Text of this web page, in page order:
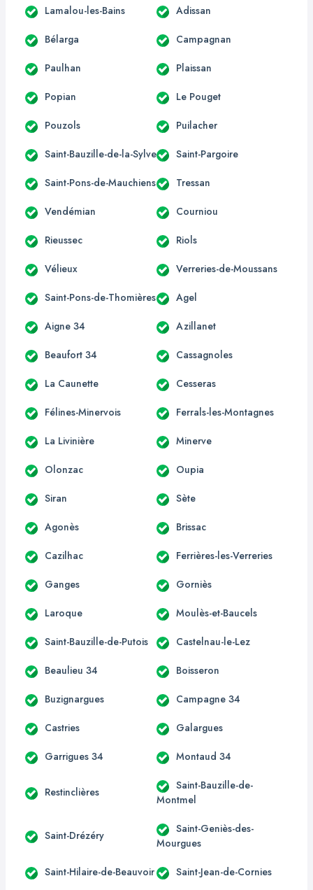
Lamalou-les-Bains Adissan
Bélarga Campagnan
Paulhan Plaissan
Popian Le Pouget
Pouzols Puilacher
Saint-Bauzille-de-la-Sylve Saint-Pargoire
Saint-Pons-de-Mauchiens Tressan
Vendémian Courniou
Rieussec Riols
Vélieux Verreries-de-Moussans
Saint-Pons-de-Thomières Agel
Aigne 34 Azillanet
Beaufort 34 Cassagnoles
La Caunette Cesseras
Félines-Minervois Ferrals-les-Montagnes
La Livinière Minerve
Olonzac Oupia
Siran Sète
Agonès Brissac
Cazilhac Ferrières-les-Verreries
Ganges Gorniès
Laroque Moulès-et-Baucels
Saint-Bauzille-de-Putois Castelnau-le-Lez
Beaulieu 34 Boisseron
Buzignargues Campagne 34
Castries Galargues
Garrigues 34 Montaud 34
Restinclières
Saint-Bauzille-de-
Montmel
Saint-Drézéry
Saint-Geniès-des-
Mourgues
Saint-Hilaire-de-Beauvoir Saint-Jean-de-Cornies